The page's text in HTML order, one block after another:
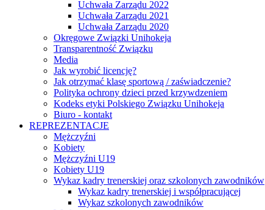
Uchwała Zarządu 2022
Uchwała Zarządu 2021
Uchwała Zarządu 2020
Okręgowe Związki Unihokeja
Transparentność Związku
Media
Jak wyrobić licencję?
Jak otrzymać klasę sportową / zaświadczenie?
Polityka ochrony dzieci przed krzywdzeniem
Kodeks etyki Polskiego Związku Unihokeja
Biuro - kontakt
REPREZENTACJE
Mężczyźni
Kobiety
Mężczyźni U19
Kobiety U19
Wykaz kadry trenerskiej oraz szkolonych zawodników
Wykaz kadry trenerskiej i współpracującej
Wykaz szkolonych zawodników